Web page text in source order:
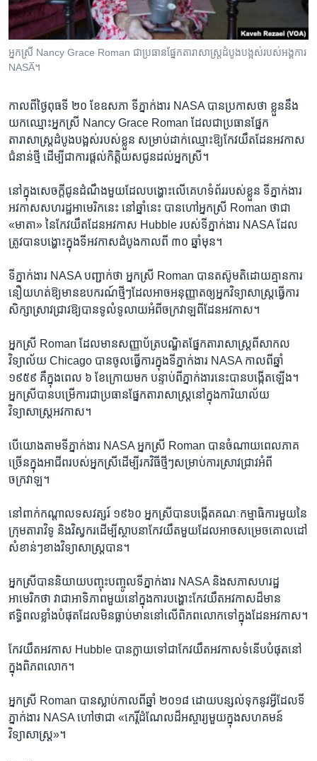
និង​
ចូល​
ទៅ​
កាន់​
ទំព័រ​
រក
បណ្តាញ​សង្គម
អ្នកស្រី Nancy Grace Roman ​ជា​ប្រធាន​ផ្នែក​តារាសាស្ត្រ​ដំបូង​បង្អស់​របស់​អង្គការ
NASA៊។
កាល​ពី​ថ្ងៃ​ពុធ​ទី ២០ ខែ​ឧសភា ទីភ្នាក់ងារ NASA បាន​ប្រកាស​ថា ខ្លួន​នឹង​
យក​ឈ្មោះ​អ្នកស្រី Nancy Grace Roman ដែល​ជា​ប្រធាន​ផ្នែក​
តារាសាស្ត្រ​ដំបូង​បង្អស់​របស់​ខ្លួន សម្រាប់​ដាក់​ឈ្មោះ​ឱ្យ​កែវ​យឹត​ដែន​អវកាស​
ជំនាន់​ថ្មី ដើម្បី​ជា​ការ​ផ្ដល់​កិត្តិយស​ជូន​ដល់​អ្នកស្រី។
នៅ​ក្នុង​សេចក្ដី​ជូន​ដំណឹង​មួយ​ដែល​បង្ហោះ​លើ​គេហទំព័រ​របស់​ខ្លួន ទីភ្នាក់ងារ​
អវកាស​សហរដ្ឋ​អាមេរិក​នេះ នៅ​ឆ្នាំ​នេះ បាន​ហៅ​អ្នកស្រី Roman ថា​ជា
«មាតា» នៃ​កែវយឹត​ដែន​អវកាស Hubble របស់​ទីភ្នាក់ងារ NASA ដែល​
ត្រូវ​បាន​បង្ហោះ​ក្នុង​ទី​អវកាស​ដំបូង​កាល​ពី ៣០ ឆ្នាំ​មុន។
ទីភ្នាក់ងារ NASA បញ្ជាក់​ថា អ្នកស្រី Roman បាន​តស៊ូ​មតិ​ដោយ​គ្មាន​ការ​
នឿយហត់​ឱ្យ​មាន​ឧបករណ៍​ថ្មីៗ​ដែល​អាច​អនុញ្ញាត​ឲ្យ​អ្នក​វិទ្យាសាស្ត្រ​ធ្វើ​ការ​
សិក្សា​ស្រាវជ្រាវ​ឱ្យ​បាន​ទូលំទូលាយ​អំពី​ចក្រវាឡ​ពី​ដែន​អវកាស។
អ្នកស្រី Roman ដែល​មាន​សញ្ញាប័ត្រ​បណ្ឌិត​ផ្នែក​តារាសាស្ត្រ​ពី​សាកល​
វិទ្យាល័យ Chicago បាន​ចូល​ធ្វើការ​ក្នុង​ទីភ្នាក់ងារ NASA កាល​ពី​ឆ្នាំ
១៩៥៩ គឺ​ក្នុង​ពេល ៦ ខែ​ក្រោយ​មក បន្ទាប់ពី​ភ្នាក់ងារ​នេះ​បាន​បង្កើត​ឡើង។
អ្នកស្រី​បាន​បម្រើការ​ជា​ប្រធាន​ផ្នែក​តារាសាស្ត្រ​នៅ​ក្នុង​ការិយាល័យ​
វិទ្យាសាស្ត្រ​អវកាស។
បើ​យោង​តាម​ទីភ្នាក់ងារ NASA អ្នកស្រី Roman បាន​ចំណាយ​ពេល​ភាគ​
ច្រើន​ក្នុង​អាជីព​របស់​អ្នកស្រី​ដើម្បី​រក​វិធី​ថ្មីៗ​សម្រាប់​ការ​ស្រាវជ្រាវ​អំពី​
ចក្រវាឡ។
នៅ​ពាក់​កណ្តាល​ទសវត្សរ៍ ១៩៦០ អ្នកស្រី​បាន​បង្កើត​គណៈកម្មាធិការ​មួយ​នៃ​
ក្រុម​តារាវិទូ និង​វិស្វករដើម្បី​ស្ថាបនា​កែវ​យឹត​មួយ​ដែល​អាច​សម្រេច​គោលដៅ​
សំខាន់ៗ​ខាង​វិទ្យាសាស្ត្រ​បាន។
អ្នកស្រី​បាន​និយាយ​បញ្ចុះបញ្ចូល​ទីភ្នាក់ងារ NASA និង​សភា​សហរដ្ឋ​
អាមេរិក​ថា វា​ជា​អាទិភាព​មួយ​នៅ​ក្នុង​ការ​បង្ហោះ​កែវយឹត​អវកាស​ដ៏​មាន​
ឥទ្ធិពល​ខ្លាំង​បំផុត​ដែល​មិន​ធ្លាប់​មាន​នៅ​លើ​ពិភពលោក​ទៅ​ក្នុង​ដែន​អវកាស។
កែវយឹត​អវកាស Hubble បាន​ក្លាយ​ទៅ​ជា​កែវយឹត​អវកាស​ទំនើប​បំផុត​នៅ​
ក្នុង​ពិភពលោក។
អ្នកស្រី Roman បាន​ស្លាប់​កាល​ពី​ឆ្នាំ ២០១៨ ដោយ​បន្សល់​ទុក​នូវ​អ្វី​ដែល​ទី
ភ្នាក់ងារ NASA ហៅ​ថា​ជា «កេរ្តិ៍​ដំណែល​ដ៏អស្ចារ្យ​មួយ​ក្នុង​សហគមន៍​
វិទ្យាសាស្ត្រ»។